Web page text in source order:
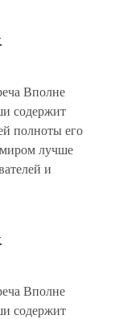
Вполне
содержит
полноты его
миром лучше
и
Вполне
содержит